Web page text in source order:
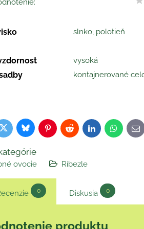
slnko, polotieň
vysoká
kontajnerované
TwitterBlueskyPinterestReddit LinkedIn
E-
mail
ovocie Ríbezle
0 Diskusia 0
produktu